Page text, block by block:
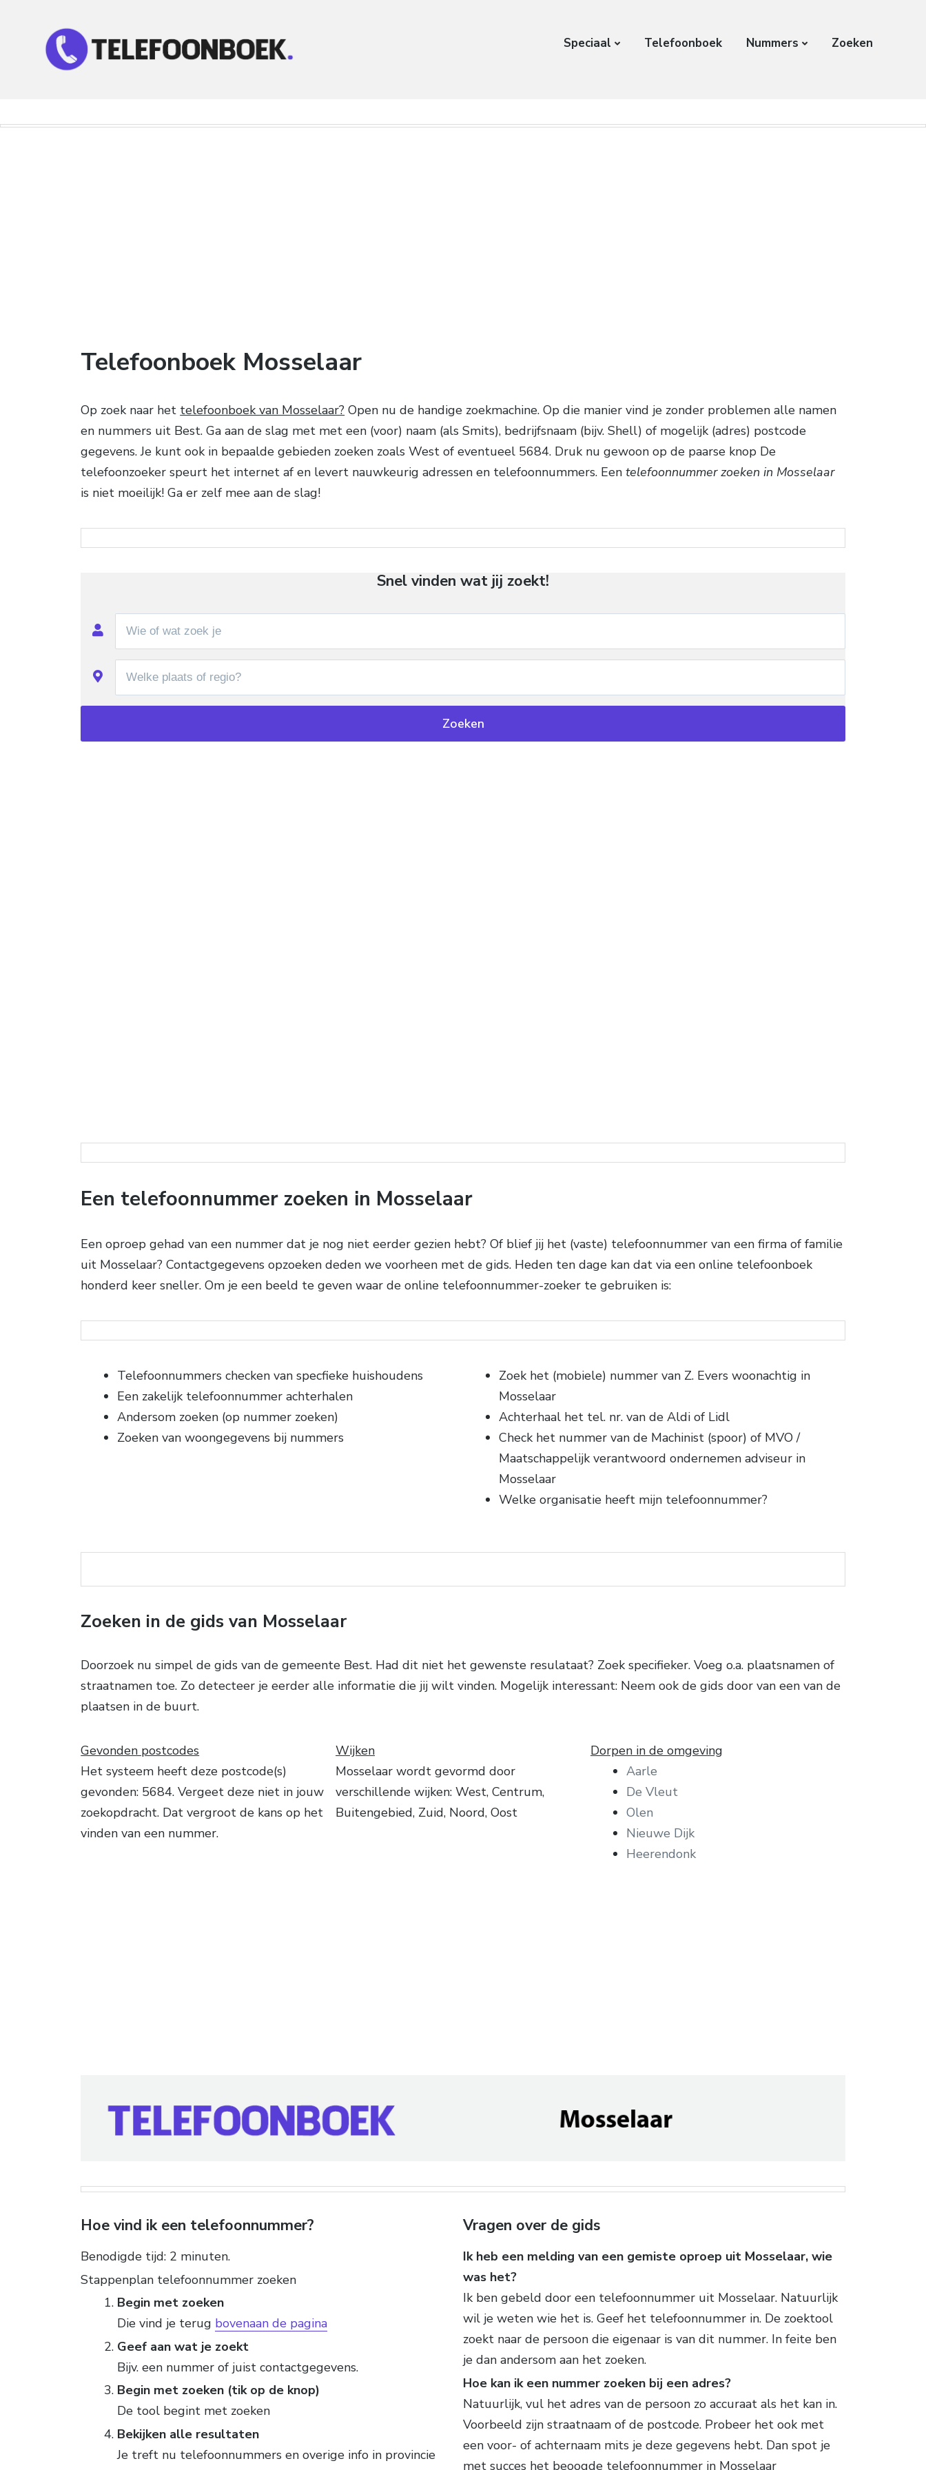
Speciaal Telefoonboek Nummers Zoeken
Telefoonboek Mosselaar
Op zoek naar het telefoonboek van Mosselaar? Open nu de handige zoekmachine. Op die manier vind je zonder problemen alle namen
en nummers uit Best. Ga aan de slag met met een (voor) naam (als Smits), bedrijfsnaam (bijv. Shell) of mogelijk (adres) postcode
gegevens. Je kunt ook in bepaalde gebieden zoeken zoals West of eventueel 5684. Druk nu gewoon op de paarse knop De
telefoonzoeker speurt het internet af en levert nauwkeurig adressen en telefoonnummers. Eentelefoonnummer zoeken in Mosselaar
is niet moeilijk! Ga er zelf mee aan de slag!
Snel vinden wat jij zoekt!
Een telefoonnummer zoeken in Mosselaar
Een oproep gehad van een nummer dat je nog niet eerder gezien hebt? Of blief jij het (vaste) telefoonnummer van een firma of familie
uit Mosselaar? Contactgegevens opzoeken deden we voorheen met de gids. Heden ten dage kan dat via een online telefoonboek
honderd keer sneller. Om je een beeld te geven waar de online telefoonnummer-zoeker te gebruiken is:
Telefoonnummers checken van specfieke huishoudens
Een zakelijk telefoonnummer achterhalen
Andersom zoeken (op nummer zoeken)
Zoeken van woongegevens bij nummers
Zoek het (mobiele) nummer van Z. Evers woonachtig in
Mosselaar
Achterhaal het tel. nr. van de Aldi of Lidl
Check het nummer van de Machinist (spoor) of MVO /
Maatschappelijk verantwoord ondernemen adviseur in
Mosselaar
Welke organisatie heeft mijn telefoonnummer?
Zoeken in de gids van Mosselaar
Doorzoek nu simpel de gids van de gemeente Best. Had dit niet het gewenste resulataat? Zoek specifieker. Voeg o.a. plaatsnamen of
straatnamen toe. Zo detecteer je eerder alle informatie die jij wilt vinden. Mogelijk interessant: Neem ook de gids door van een van de
plaatsen in de buurt.
Gevonden postcodes
Het systeem heeft deze postcode(s)
gevonden: 5684. Vergeet deze niet in jouw
zoekopdracht. Dat vergroot de kans op het
vinden van een nummer.
Wijken
Mosselaar wordt gevormd door
verschillende wijken: West, Centrum,
Buitengebied, Zuid, Noord, Oost
Dorpen in de omgeving
Aarle
De Vleut
Olen
Nieuwe Dijk
Heerendonk
Hoe vind ik een telefoonnummer?
Benodigde tijd: 2 minuten.
Stappenplan telefoonnummer zoeken
Begin met zoeken
Die vind je terug bovenaan de pagina
Geef aan wat je zoekt
Bijv. een nummer of juist contactgegevens.
Begin met zoeken (tik op de knop)
De tool begint met zoeken
Bekijken alle resultaten
Je treft nu telefoonnummers en overige info in provincie
Vragen over de gids
Ik heb een melding van een gemiste oproep uit Mosselaar, wie
was het?
Ik ben gebeld door een telefoonnummer uit Mosselaar. Natuurlijk
wil je weten wie het is. Geef het telefoonnummer in. De zoektool
zoekt naar de persoon die eigenaar is van dit nummer. In feite ben
je dan andersom aan het zoeken.
Hoe kan ik een nummer zoeken bij een adres?
Natuurlijk, vul het adres van de persoon zo accuraat als het kan in.
Voorbeeld zijn straatnaam of de postcode. Probeer het ook met
een voor- of achternaam mits je deze gegevens hebt. Dan spot je
met succes het beoogde telefoonnummer in Mosselaar